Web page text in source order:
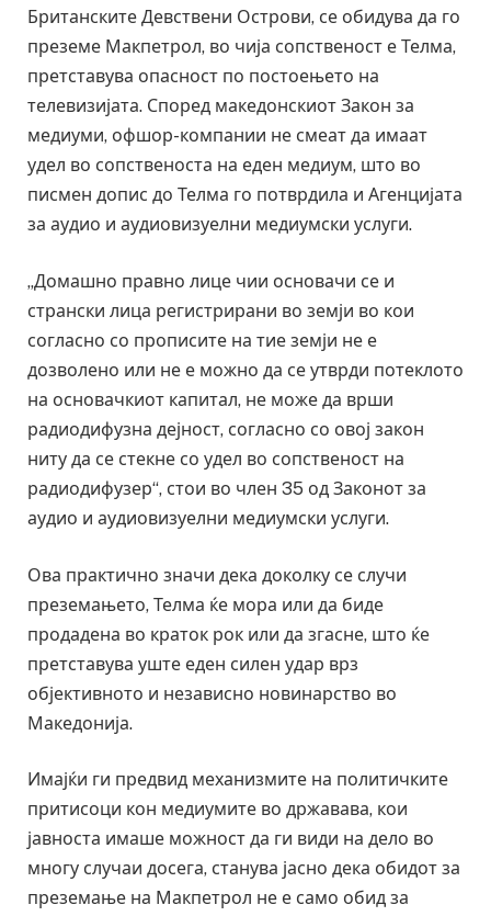
Британските Девствени Острови, се обидува да го
преземе Макпетрол, во чија сопственост е Телма,
претставува опасност по постоењето на
телевизијата. Според македонскиот Закон за
медиуми, офшор-компании не смеат да имаат
удел во сопственоста на еден медиум, што во
писмен допис до Телма го потврдила и Агенцијата
за аудио и аудиовизуелни медиумски услуги.
„Домашно правно лице чии основачи се и
странски лица регистрирани во земји во кои
согласно со прописите на тие земји не е
дозволено или не е можно да се утврди потеклото
на основачкиот капитал, не може да врши
радиодифузна дејност, согласно со овој закон
ниту да се стекне со удел во сопственост на
радиодифузер“, стои во член 35 од Законот за
аудио и аудиовизуелни медиумски услуги.
Ова практично значи дека доколку се случи
преземањето, Телма ќе мора или да биде
продадена во краток рок или да згасне, што ќе
претставува уште еден силен удар врз
објективното и независно новинарство во
Македонија.
Имајќи ги предвид механизмите на политичките
притисоци кон медиумите во државава, кои
јавноста имаше можност да ги види на дело во
многу случаи досега, станува јасно дека обидот за
преземање на Макпетрол не е само обид за